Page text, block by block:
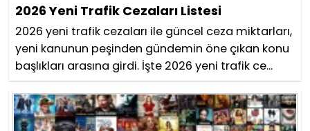
2026 Yeni Trafik Cezaları Listesi
2026 yeni trafik cezaları ile güncel ceza miktarları,
yeni kanunun peşinden gündemin öne çıkan konu
başlıkları arasına girdi. İşte 2026 yeni trafik ce...